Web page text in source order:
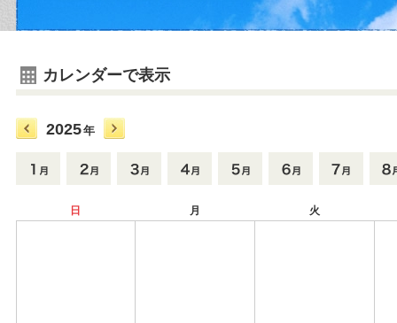
カレンダーで表示
2025年
日 月 火